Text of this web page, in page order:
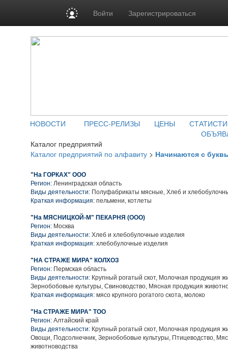
Войти Зарегистрироваться
НОВОСТИ ПРЕСС-РЕЛИЗЫ ЦЕНЫ
Каталог предприятий
Каталог предприятий по алфавиту > Начинаются с
"На ГОРКАХ" ООО
Регион: Ленинградская область
Виды деятельности: Полуфабрикаты мясные, Хлеб и
Краткая информация: пельмени, котлеты
"На МЯСНИЦКОЙ-М" ПЕКАРНЯ (ООО)
Регион: Москва
Виды деятельности: Хлеб и хлебобулочные изделия
Краткая информация: хлебобулочные изделия
"НА СТРАЖЕ МИРА" КОЛХОЗ
Регион: Пермская область
Виды деятельности: Крупный рогатый скот, Молочная продукция
Зернобобовые культуры, Свиноводство, Мясная продукция
Краткая информация: мясо крупного рогатого скота, молоко
"На СТРАЖЕ МИРА" ТОО
Регион: Алтайский край
Виды деятельности: Крупный рогатый скот, Молочная продукция
Овощи, Подсолнечник, Зернобобовые культуры, Птицеводство,
животноводства